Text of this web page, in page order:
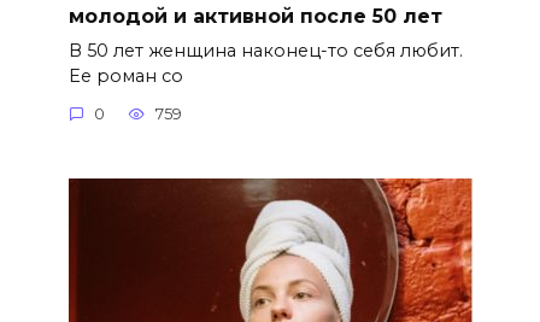
молодой и активной после 50 лет
В 50 лет женщина наконец-то себя любит.
Ее роман со
0 759